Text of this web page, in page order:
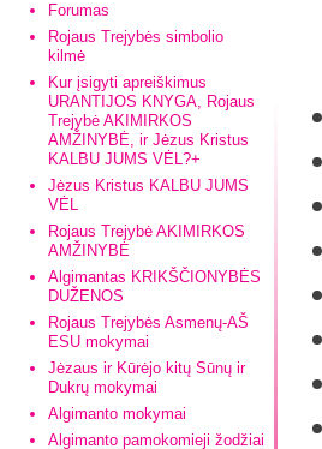
Forumas
Rojaus Trejybės simbolio
kilmė
Kur įsigyti apreiškimus
URANTIJOS KNYGA, Rojaus
Trejybė AKIMIRKOS
AMŽINYBĖ, ir Jėzus Kristus
KALBU JUMS VĖL?+
Jėzus Kristus KALBU JUMS
VĖL
Rojaus Trejybė AKIMIRKOS
AMŽINYBĖ
Algimantas KRIKŠČIONYBĖS
DUŽENOS
Rojaus Trejybės Asmenų-AŠ
ESU mokymai
Jėzaus ir Kūrėjo kitų Sūnų ir
Dukrų mokymai
Algimanto mokymai
Algimanto pamokomieji žodžiai